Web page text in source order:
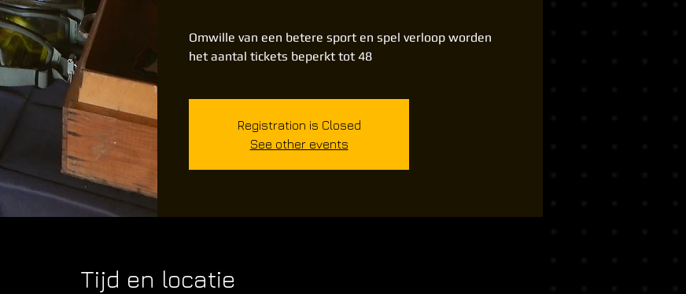
Omwille van een betere sport en spel verloop worden
het aantal tickets beperkt tot 48
Registration is Closed
See other events
Tijd en locatie